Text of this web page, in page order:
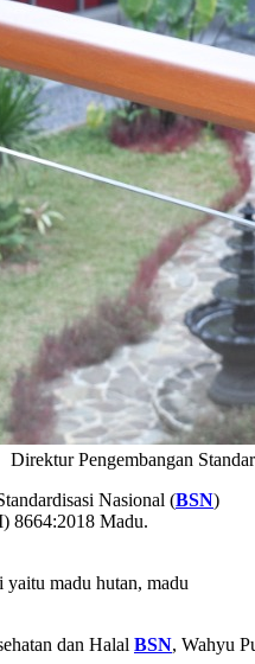
Direktur Pengembangan
Nasional (BSN)
8664:2018 Madu.
madu hutan, madu
dan Halal BSN, Wahyu